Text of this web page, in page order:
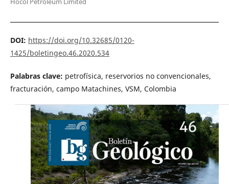
DOI: https://doi.org/10.32685/0120-
1425/boletingeo.46.2020.534
Palabras clave: petrofísica, reservorios no convencionales,
fracturación, campo Matachines, VSM, Colombia